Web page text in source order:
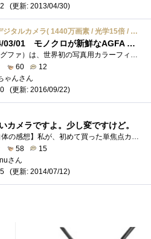
(更新: 2013/04/30)
ルカメラ( 1440万画素 / 光学15倍 / ホワイト ) AP15WH
追記2014/03/01 モノクロが新鮮なAGFA デジタルカメラAP15
AGFA（アグファ）は、世界初の写真用カラーフィルムを開発したドイツの名門です。創業1867年で染料製造会社としてスタート、その後、フィルム�...
60
12
ゃんさん
(更新: 2016/09/22)
カメラですよ。少し変ですけど。
58
15
さん
(更新: 2014/07/12)